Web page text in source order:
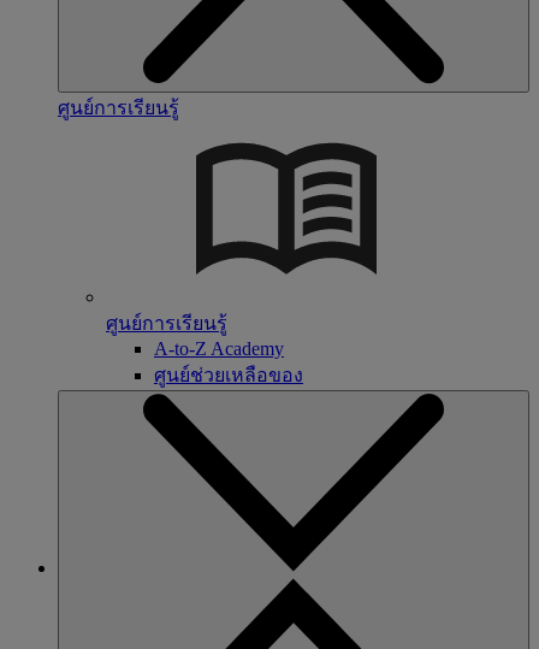
ศูนย์การเรียนรู้
ศูนย์การเรียนรู้
A-to-Z Academy
ศูนย์ช่วยเหลือของ